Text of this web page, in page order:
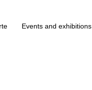
Events and exhibitions